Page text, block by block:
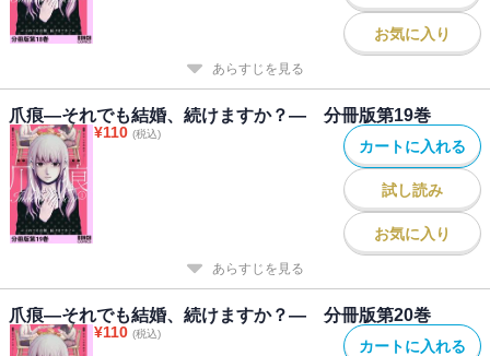
お気に入り
あらすじを見る
爪痕―それでも結婚、続けますか？― 分冊版第19巻
¥110 (税込)
カートに入れる
試し読み
お気に入り
あらすじを見る
爪痕―それでも結婚、続けますか？― 分冊版第20巻
¥110 (税込)
カートに入れる